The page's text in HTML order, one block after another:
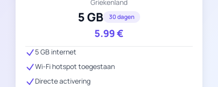
Griekenland
5 GB 30 dagen
5.99€
5 GB internet
Wi-Fi hotspot toegestaan
Directe activering